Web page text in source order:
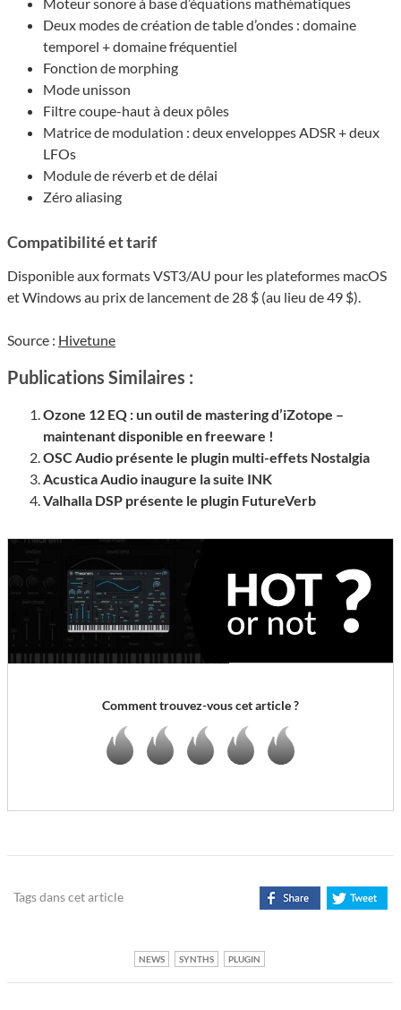
Deux modes de création de table d’ondes : domaine
temporel + domaine fréquentiel
Fonction de morphing
Mode unisson
Filtre coupe-haut à deux pôles
Matrice de modulation : deux enveloppes ADSR + deux
LFOs
Module de réverb et de délai
Zéro aliasing
Compa­ti­bi­lité et tarif
Dispo­nible aux formats VST3/AU pour les plateformes macOS
et Windows au prix de lance­ment de 28 $ (au lieu de 49 $).
Source : Hivetune
Publications Similaires :
Ozone 12 EQ : un outil de mastering d’iZotope –
maintenant disponible en freeware !
OSC Audio présente le plugin multi-effets Nostalgia
Acustica Audio inaugure la suite INK
Valhalla DSP présente le plugin FutureVerb
Comment trouvez-vous cet article ?
Tags dans cet article
NEWS SYNTHS PLUGIN